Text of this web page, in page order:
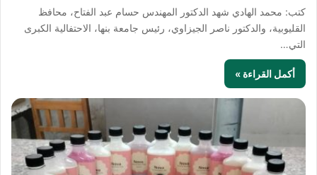
كتب: محمد الهادي شهد الدكتور المهندس حسام عبد الفتاح، محافظ
القليوبية، والدكتور ناصر الجيزاوي، رئيس جامعة بنها، الاحتفالية الكبرى
التي…
أكمل القراءة »